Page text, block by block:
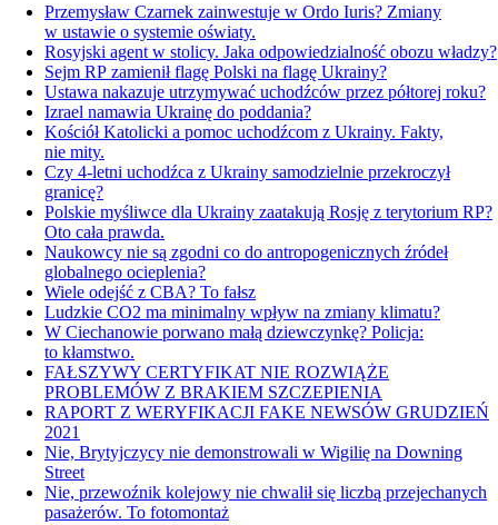
Przemysław Czarnek zainwestuje w Ordo Iuris? Zmiany
w ustawie o systemie oświaty.
Rosyjski agent w stolicy. Jaka odpowiedzialność obozu władzy?
Sejm RP zamienił flagę Polski na flagę Ukrainy?
Ustawa nakazuje utrzymywać uchodźców przez półtorej roku?
Izrael namawia Ukrainę do poddania?
Kościół Katolicki a pomoc uchodźcom z Ukrainy. Fakty,
nie mity.
Czy 4-letni uchodźca z Ukrainy samodzielnie przekroczył
granicę?
Polskie myśliwce dla Ukrainy zaatakują Rosję z terytorium RP?
Oto cała prawda.
Naukowcy nie są zgodni co do antropogenicznych źródeł
globalnego ocieplenia?
Wiele odejść z CBA? To fałsz
Ludzkie CO2 ma minimalny wpływ na zmiany klimatu?
W Ciechanowie porwano małą dziewczynkę? Policja:
to kłamstwo.
FAŁSZYWY CERTYFIKAT NIE ROZWIĄŻE
PROBLEMÓW Z BRAKIEM SZCZEPIENIA
RAPORT Z WERYFIKACJI FAKE NEWSÓW GRUDZIEŃ
2021
Nie, Brytyjczycy nie demonstrowali w Wigilię na Downing
Street
Nie, przewoźnik kolejowy nie chwalił się liczbą przejechanych
pasażerów. To fotomontaż